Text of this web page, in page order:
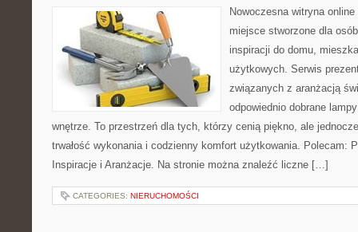
Nowoczesna witryna
miejsce stworzone dla
inspiracji do domu,
użytkowych. Serwis
związanych z aranżacją
odpowiednio dobrane
wnętrze. To przestrzeń dla tych, którzy cenią piękno, ale
trwałość wykonania i codzienny komfort użytkowania. Polecam:
Inspiracje i Aranżacje. Na stronie można znaleźć liczne […]
CATEGORIES: NIERUCHOMOŚCI